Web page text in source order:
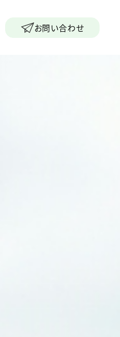
お問い合わせ